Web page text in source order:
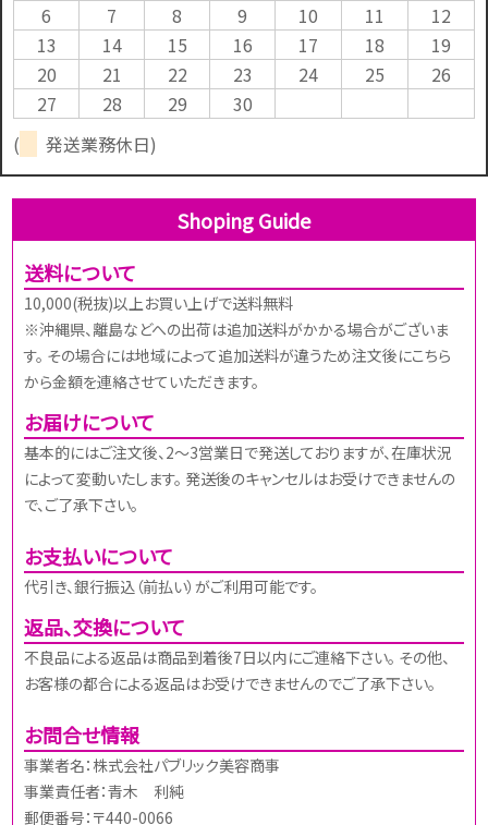
6
7 8 9 10 11
12
13
14 15 16 17 18
19
20
21 22 23 24 25
26
27
28 29
30
(
発送業務休日)
Shoping Guide
送料について
10,000(税抜)以上お買い上げで送料無料
※沖縄県、離島などへの出荷は追加送料がかかる場合がございま
す。 その場合には地域によって追加送料が違うため注文後にこちら
から金額を連絡させていただきます。
お届けについて
基本的にはご注文後、2～3営業日で発送しておりますが、在庫状況
によって変動いたします。 発送後のキャンセルはお受けできませんの
で、ご了承下さい。
お支払いについて
代引き、銀行振込（前払い）がご利用可能です。
返品、交換について
不良品による返品は商品到着後7日以内にご連絡下さい。 その他、
お客様の都合による返品はお受けできませんのでご了承下さい。
お問合せ情報
事業者名：株式会社パブリック美容商事
事業責任者：青木 利純
郵便番号：〒440-0066